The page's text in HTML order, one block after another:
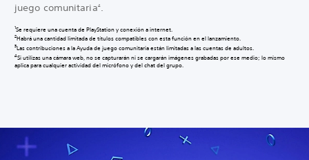
juego comunitaria 4 .
1Se requiere una cuenta de PlayStation y conexión a internet.
2Habrá una cantidad limitada de títulos compatibles con esta función en el lanzamiento.
3Las contribuciones a la Ayuda de juego comunitaria están limitadas a las cuentas de adultos.
4Si utilizas una cámara web, no se capturarán ni se cargarán imágenes grabadas por ese medio; lo mismo
aplica para cualquier actividad del micrófono y del chat del grupo.